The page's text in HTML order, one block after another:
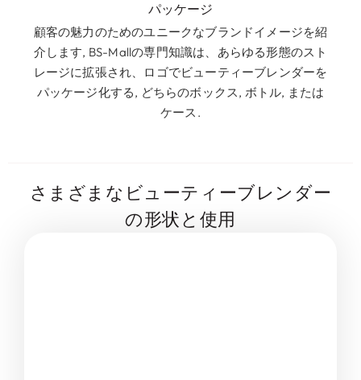
パッケージ
顧客の魅力のためのユニークなブランドイメージを紹
介します, BS-Mallの専門知識は、あらゆる形態のスト
レージに拡張され、ロゴでビューティーブレンダーを
パッケージ化する, どちらのボックス, ボトル, または
ケース.
さまざまなビューティーブレンダー
の形状と使用